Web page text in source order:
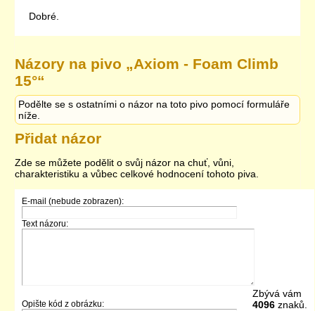
Dobré.
Názory na pivo „Axiom - Foam Climb
15°“
Podělte se s ostatními o názor na toto pivo pomocí formuláře
níže.
Přidat názor
Zde se můžete podělit o svůj názor na chuť, vůni,
charakteristiku a vůbec celkové hodnocení tohoto piva.
E-mail (nebude zobrazen):
Text názoru:
Zbývá vám
4096 znaků.
Opište kód z obrázku: